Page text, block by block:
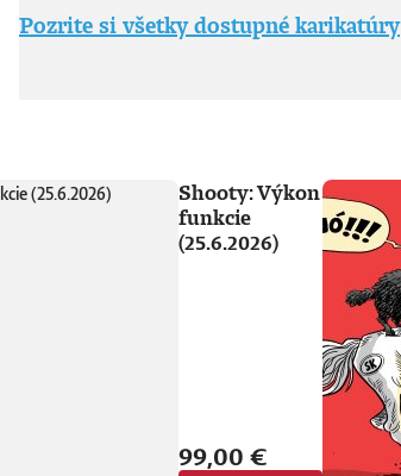
Pozrite si všetky dostupné karikatúry
Shooty: Výkon
funkcie
(25.6.2026)
99,00 €